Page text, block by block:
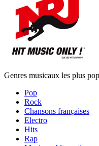
Genres musicaux les plus
Pop
Rock
Chansons françaises
Electro
Hits
Rap